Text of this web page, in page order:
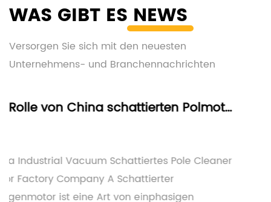
WAS GIBT ES NEWS
Versorgen Sie sich mit den neuesten
Unternehmens- und Branchennachrichten
Die Rolle von China schattierten Polmotoren in energieeffizienten Geräten
Cleaner
China Industrial Vakuum
Stangenreiniger Motor
Stangenmotoren sind eine